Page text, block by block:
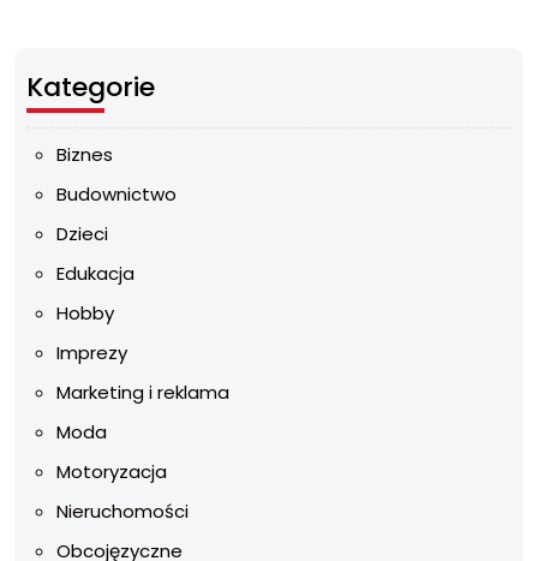
Kategorie
Biznes
Budownictwo
Dzieci
Edukacja
Hobby
Imprezy
Marketing i reklama
Moda
Motoryzacja
Nieruchomości
Obcojęzyczne